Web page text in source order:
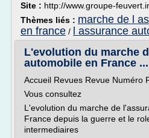
Site : http://www.groupe-
Thèmes liés : marche de l
en france /
l assurance
L'evolution du marche
automobile en France ...
Accueil Revues Revue Numéro
Vous consultez
L'evolution du marche de
France depuis la guerre et le
intermediaires